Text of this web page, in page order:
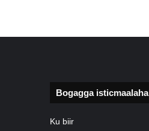
Bogagga isticmaalaha
Ku biir